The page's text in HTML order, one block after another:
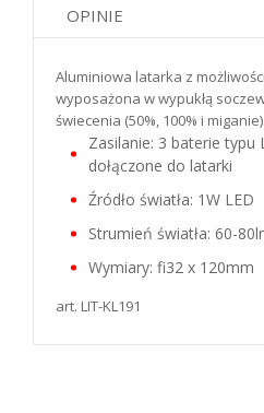
OPINIE
Aluminiowa latarka z
wyposażona w wypukłą
świecenia (50%, 100% i miganie).
Zasilanie: 3 baterie typu
dołączone do latarki
Źródło światła: 1W LED
Strumień światła: 60-
Wymiary: fi32 x 120mm
art. LIT-KL191